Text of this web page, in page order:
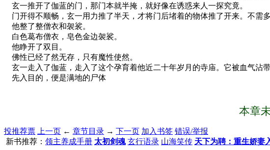
玄一推开了伽蓝的门，那门本就半掩，就好像在诱惑来人一探究竟。
门开得不顺畅，玄一用力推了半天，才将门后堵着的物体推了开来。不需
他整了整僧衣和袈裟。
白色葛布僧衣，皂色金边袈裟。
他睁开了双目。
佛性已经了然无存，只有魔性使然。
玄一走入了伽蓝，走入了这个孕育着他近二十年岁月的寺庙。它被血气沾带
先入目的，便是满地的尸体
本章
投推荐票 上一页 ← 章节目录 → 下一页 加入书签 错误/举报
新书推荐： 领主养成手册 太初剑魂 玄行语录 山海笑传 天下为聘：重生娇妻